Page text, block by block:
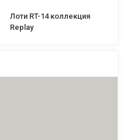
Лоти RT-14 коллекция
Replay